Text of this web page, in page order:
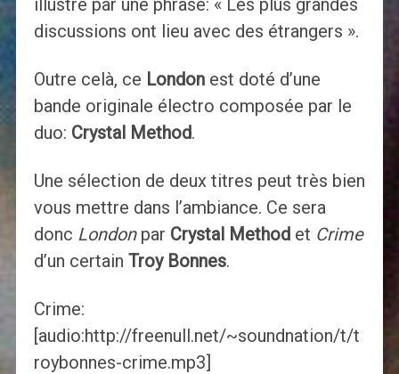
discussions ont lieu avec des étrangers ».
Outre celà, ce London est doté d’une
bande originale électro composée par le
duo: Crystal Method.
Une sélection de deux titres peut très bien
vous mettre dans l’ambiance. Ce sera
donc London par Crystal Method et Crime
d’un certain Troy Bonnes.
Crime:
[audio:http://freenull.net/~soundnation/t/t
roybonnes-crime.mp3]